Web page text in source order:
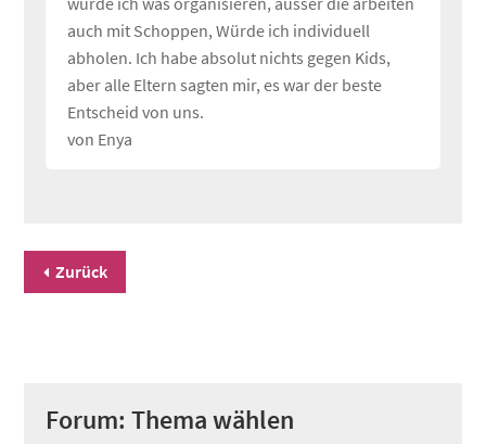
auch mit Schoppen, Würde ich individuell
abholen. Ich habe absolut nichts gegen Kids,
aber alle Eltern sagten mir, es war der beste
Entscheid von uns.
von Enya
Zurück
Forum: Thema wählen